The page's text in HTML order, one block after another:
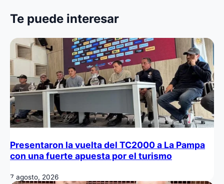
Te puede interesar
Presentaron la vuelta del TC2000 a La Pampa
con una fuerte apuesta por el turismo
7 agosto, 2026